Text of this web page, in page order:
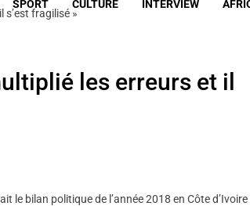
SPORT CULTURE INTERVIEW
s’est fragilisé »
les erreurs et il
le bilan politique de l’année 2018 en Côte d’Ivoire